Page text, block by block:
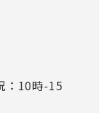
：10時-15